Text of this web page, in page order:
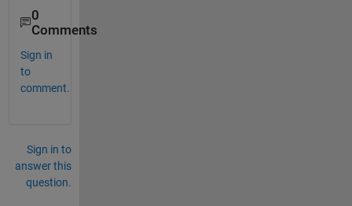
0
Comments
Sign in
to
comment.
Sign in to
answer this
question.